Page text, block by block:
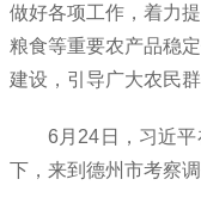
做好各项工作，着力
粮食等重要农产品稳
建设，引导广大农民
6月24日，习近平
下，来到德州市考察调